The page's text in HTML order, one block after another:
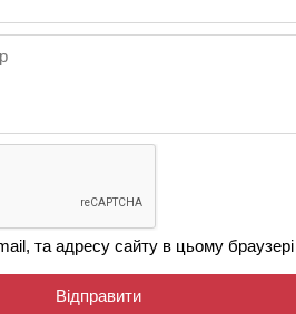
та адресу сайту в цьому